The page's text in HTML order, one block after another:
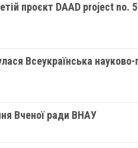
проєкт DAAD project
Всеукраїнська
Вченої ради ВНАУ